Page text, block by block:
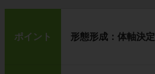
ポイント 形態形成：体軸決定